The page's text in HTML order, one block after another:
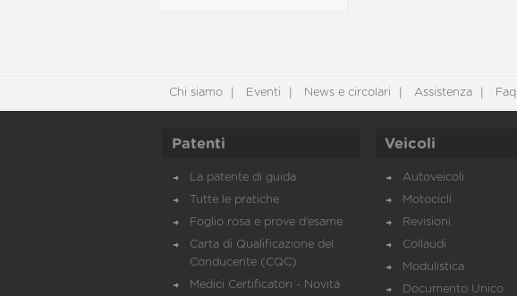
Chi siamo Eventi News e circolari Assistenza Faq
Patenti
La patente di guida
Tutte le pratiche
Foglio rosa e prove d’esame
Carta di Qualificazione del
Conducente (CQC)
Medici Certificatori - Novità
Veicoli
Autoveicoli
Motocicli
Revisioni
Collaudi
Modulistica
Documento Unico